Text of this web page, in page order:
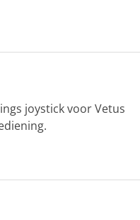
joystick voor Vetus